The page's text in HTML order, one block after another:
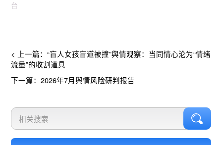
台
< 上一篇：“盲人女孩盲道被撞”舆情观察：当同情心沦为“情绪
流量”的收割道具
下一篇：2026年7月舆情风险研判报告